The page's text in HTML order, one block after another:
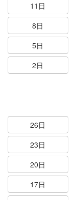
11日
8日
5日
2日
26日
23日
20日
17日